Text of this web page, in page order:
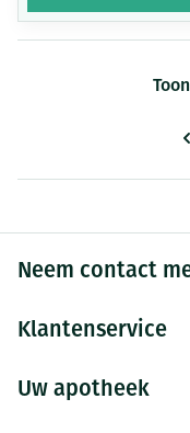
Toon
Neem contact
Klantenservice
Uw apotheek